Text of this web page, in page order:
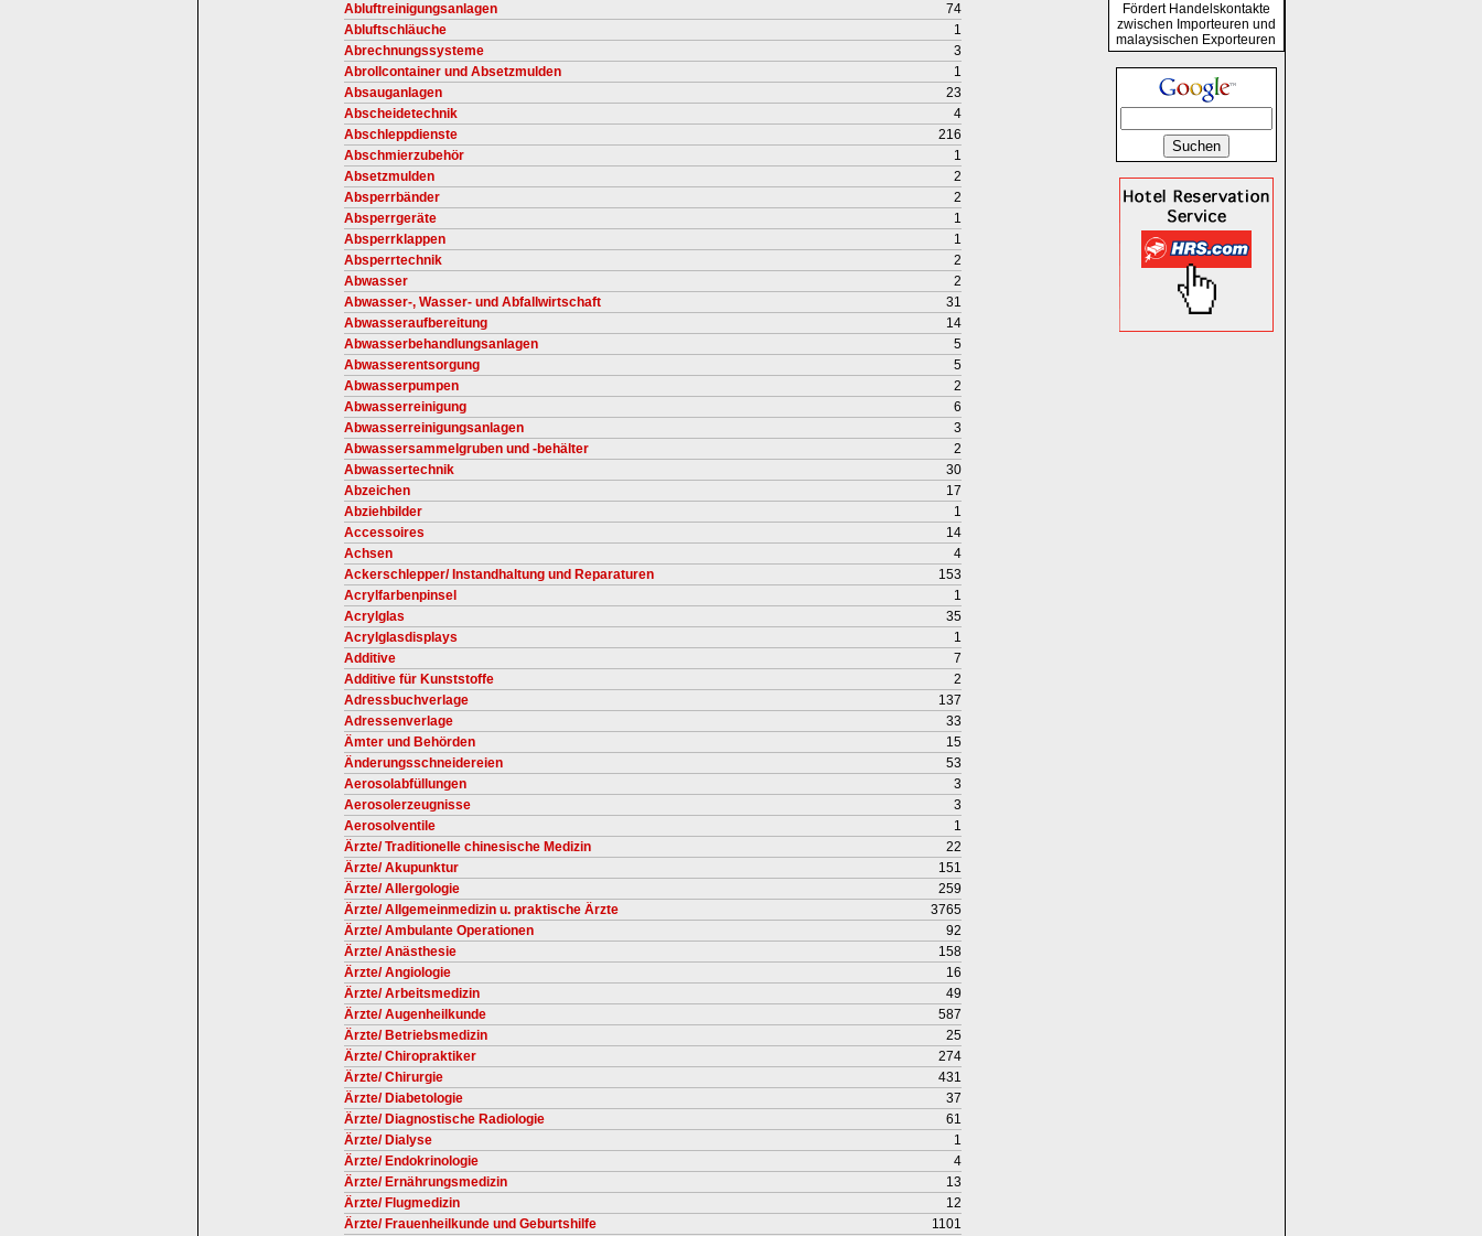
Abluftreinigungsanlagen
74
Abluftschläuche
1
Abrechnungssysteme
3
Abrollcontainer und Absetzmulden
1
Absauganlagen
23
Abscheidetechnik
4
Abschleppdienste
216
Abschmierzubehör
1
Absetzmulden
2
Absperrbänder
2
Absperrgeräte
1
Absperrklappen
1
Absperrtechnik
2
Abwasser
2
Abwasser-, Wasser- und Abfallwirtschaft
31
Abwasseraufbereitung
14
Abwasserbehandlungsanlagen
5
Abwasserentsorgung
5
Abwasserpumpen
2
Abwasserreinigung
6
Abwasserreinigungsanlagen
3
Abwassersammelgruben und -behälter
2
Abwassertechnik
30
Abzeichen
17
Abziehbilder
1
Accessoires
14
Achsen
4
Ackerschlepper/ Instandhaltung und Reparaturen
153
Acrylfarbenpinsel
1
Acrylglas
35
Acrylglasdisplays
1
Additive
7
Additive für Kunststoffe
2
Adressbuchverlage
137
Adressenverlage
33
Ämter und Behörden
15
Änderungsschneidereien
53
Aerosolabfüllungen
3
Aerosolerzeugnisse
3
Aerosolventile
1
Ärzte/ Traditionelle chinesische Medizin
22
Ärzte/ Akupunktur
151
Ärzte/ Allergologie
259
Ärzte/ Allgemeinmedizin u. praktische Ärzte
3765
Ärzte/ Ambulante Operationen
92
Ärzte/ Anästhesie
158
Ärzte/ Angiologie
16
Ärzte/ Arbeitsmedizin
49
Ärzte/ Augenheilkunde
587
Ärzte/ Betriebsmedizin
25
Ärzte/ Chiropraktiker
274
Ärzte/ Chirurgie
431
Ärzte/ Diabetologie
37
Ärzte/ Diagnostische Radiologie
61
Ärzte/ Dialyse
1
Ärzte/ Endokrinologie
4
Ärzte/ Ernährungsmedizin
13
Ärzte/ Flugmedizin
12
Ärzte/ Frauenheilkunde und Geburtshilfe
1101
Fördert Handelskontakte
zwischen Importeuren und
malaysischen Exporteuren